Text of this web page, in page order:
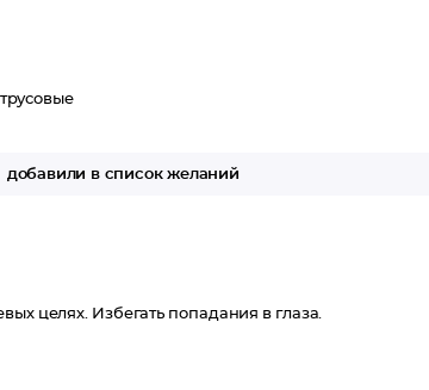
добавили в список желаний
целях. Избегать попадания в глаза.